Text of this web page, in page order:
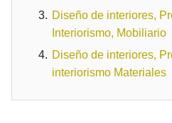
Diseño de interiores,
Interiorismo, Mobiliario
Diseño de interiores,
interiorismo Materiales